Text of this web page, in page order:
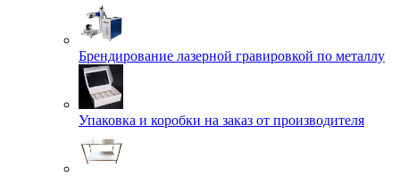
Брендирование лазерной гравировкой по металлу
Упаковка и коробки на заказ от производителя